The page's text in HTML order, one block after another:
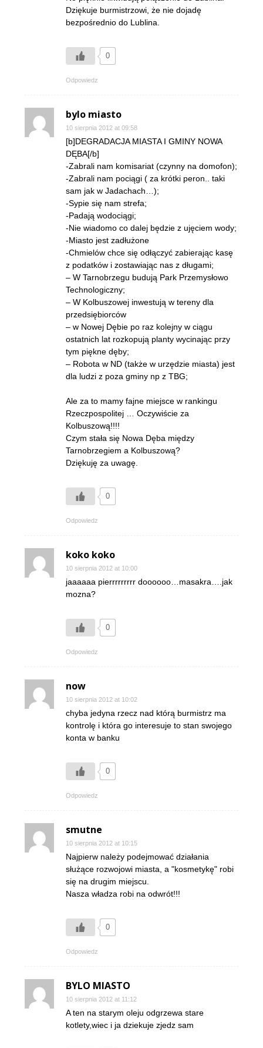
Dziękuje burmistrzowi, że nie dojadę
bezpośrednio do Lublina.
0
Odpowiedz
bylo miasto
10 sierpnia 2012 at 09:58
[b]DEGRADACJA MIASTA I GMINY NOWA
DĘBA[/b]
-Zabrali nam komisariat (czynny na domofon);
-Zabrali nam pociągi ( za krótki peron.. taki
sam jak w Jadachach…);
-Sypie się nam strefa;
-Padają wodociągi;
-Nie wiadomo co dalej będzie z ujęciem wody;
-Miasto jest zadłużone
-Chmielów chce się odłączyć zabierając kasę
z podatków i zostawiając nas z długami;
– W Tarnobrzegu budują Park Przemysłowo
Technologiczny;
– W Kolbuszowej inwestują w tereny dla
przedsiębiorców
– w Nowej Dębie po raz kolejny w ciągu
ostatnich lat rozkopują planty wycinając przy
tym piękne dęby;
– Robota w ND (także w urzędzie miasta) jest
dla ludzi z poza gminy np z TBG;
Ale za to mamy fajne miejsce w rankingu
Rzeczpospolitej … Oczywiście za
Kolbuszową!!!!
Czym stała się Nowa Dęba między
Tarnobrzegiem a Kolbuszową?
Dziękuję za uwagę.
0
Odpowiedz
koko koko
10 sierpnia 2012 at 10:00
jaaaaaa pierrrrrrrrr doooooo…masakra….jak
mozna?
0
Odpowiedz
now
10 sierpnia 2012 at 10:02
chyba jedyna rzecz nad którą burmistrz ma
kontrolę i która go interesuje to stan swojego
konta w banku
0
Odpowiedz
smutne
10 sierpnia 2012 at 10:15
Najpierw należy podejmować działania
służące rozwojowi miasta, a "kosmetykę" robi
się na drugim miejscu.
Nasza władza robi na odwrót!!!
0
Odpowiedz
BYLO MIASTO
10 sierpnia 2012 at 11:12
A ten na starym oleju odgrzewa stare
kotlety,wiec i ja dziekuje zjedz sam